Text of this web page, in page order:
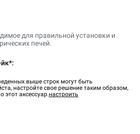
для правильной установки и
печей.
выше строк могут быть
настройте свое решение таким образом,
аксессуар.настроить